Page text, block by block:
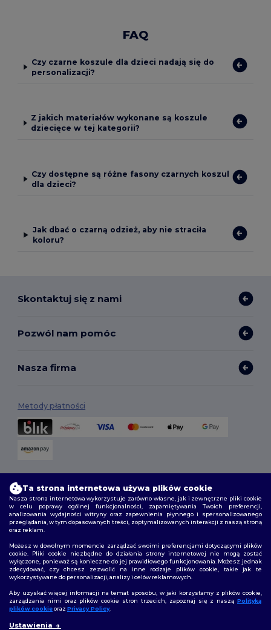
FAQ
Czy czarne koszule dla dzieci nadają się do
personalizacji?
Z jakich materiałów wykonane są koszule
dziecięce w tej kategorii?
Czy dostępne są różne fasony czarnych koszul
dla dzieci?
Jak dbać o czarną odzież, aby nie straciła
koloru?
Skontaktuj się z nami
Pozwól nam pomóc
Nasza firma
Metody płatności
2026. Wszelkie prawa zastrzeżone
Warunki i Zasady
Śledź nas
Ta strona internetowa używa plików cookie
Nasza strona internetowa wykorzystuje zarówno własne, jak i zewnętrzne pliki cookie
w celu poprawy ogólnej funkcjonalności, zapamiętywania Twoich preferencji,
analizowania wydajności witryny oraz zapewnienia płynnego i spersonalizowanego
przeglądania, w tym dopasowanych treści, zoptymalizowanych interakcji z naszą stroną
oraz reklam.
Możesz w dowolnym momencie zarządzać swoimi preferencjami dotyczącymi plików
cookie. Pliki cookie niezbędne do działania strony internetowej nie mogą zostać
wyłączone, ponieważ są konieczne do jej prawidłowego funkcjonowania. Możesz jednak
zdecydować, czy chcesz zezwolić na inne rodzaje plików cookie, takie jak te
wykorzystywane do personalizacji, analizy i celów reklamowych.
Aby uzyskać więcej informacji na temat sposobu, w jaki korzystamy z plików cookie,
zarządzania nimi oraz plików cookie stron trzecich, zapoznaj się z naszą Polityką
plików cookieoraz Privacy Policy.
Ustawienia